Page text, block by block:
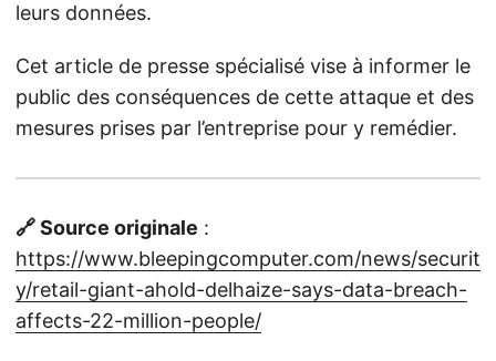
leurs données.
Cet article de presse spécialisé vise à informer le
public des conséquences de cette attaque et des
mesures prises par l’entreprise pour y remédier.
🔗 Source originale :
https://www.bleepingcomputer.com/news/securit
y/retail-giant-ahold-delhaize-says-data-breach-
affects-22-million-people/